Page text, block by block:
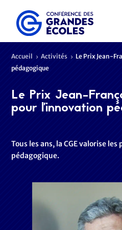
Accueil 5 Activités 5 Le Prix Jean-
pédagogique
Le Prix Jean-
pour l'innovation
Tous les ans, la CGE valorise
pédagogique.